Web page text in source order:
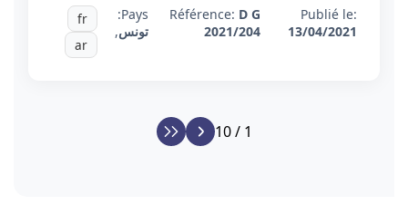
Publié le:
13/04/2021
Référence: D G
2021/204
Pays:
تونس,
fr
ar
1 / 10